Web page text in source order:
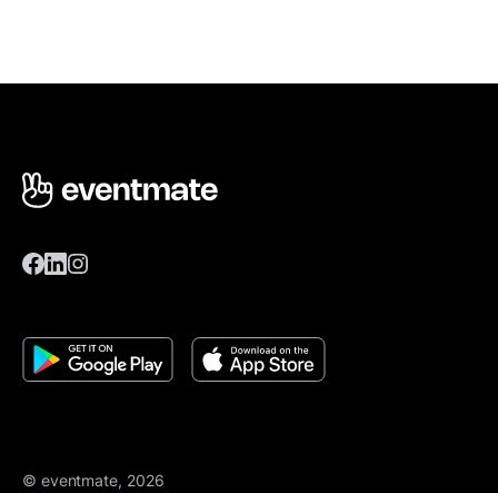
© eventmate, 2026